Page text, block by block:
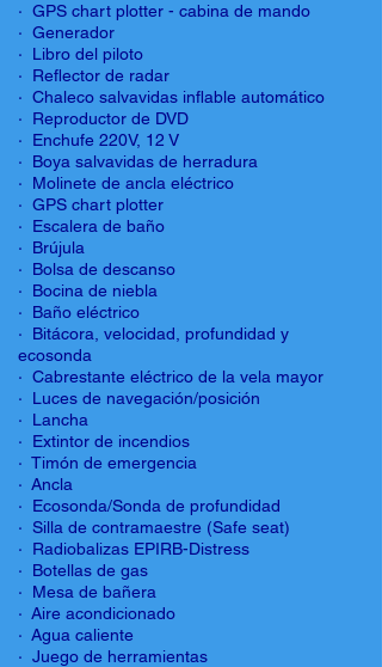
· GPS chart plotter - cabina de mando
· Generador
· Libro del piloto
· Reflector de radar
· Chaleco salvavidas inflable automático
· Reproductor de DVD
· Enchufe 220V, 12 V
· Boya salvavidas de herradura
· Molinete de ancla eléctrico
· GPS chart plotter
· Escalera de baño
· Brújula
· Bolsa de descanso
· Bocina de niebla
· Baño eléctrico
· Bitácora, velocidad, profundidad y
ecosonda
· Cabrestante eléctrico de la vela mayor
· Luces de navegación/posición
· Lancha
· Extintor de incendios
· Timón de emergencia
· Ancla
· Ecosonda/Sonda de profundidad
· Silla de contramaestre (Safe seat)
· Radiobalizas EPIRB-Distress
· Botellas de gas
· Mesa de bañera
· Aire acondicionado
· Agua caliente
· Juego de herramientas